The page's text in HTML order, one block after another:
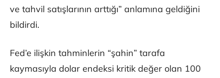
ve tahvil satışlarının arttığı” anlamına geldiğini
bildirdi.
Fed’e ilişkin tahminlerin “şahin” tarafa
kaymasıyla dolar endeksi kritik değer olan 100